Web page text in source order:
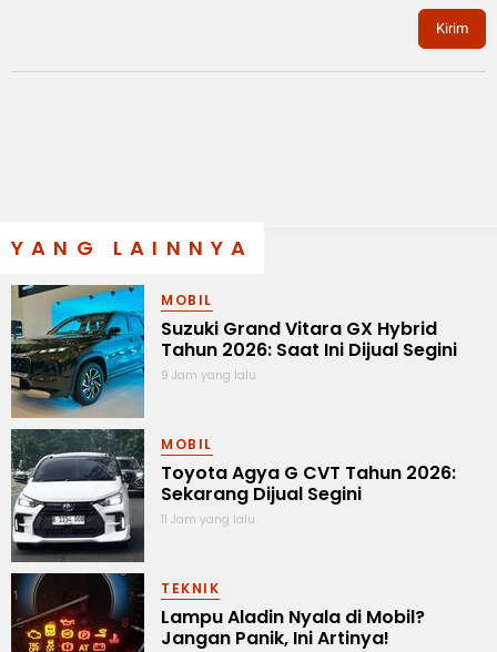
Kirim
YANG LAINNYA
MOBIL
Suzuki Grand Vitara GX Hybrid
Tahun 2026: Saat Ini Dijual Segini
9 Jam yang lalu
MOBIL
Toyota Agya G CVT Tahun 2026:
Sekarang Dijual Segini
11 Jam yang lalu
TEKNIK
Lampu Aladin Nyala di Mobil?
Jangan Panik, Ini Artinya!